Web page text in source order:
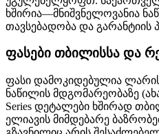
ხშირია—მნიშვნელოვანია
თავსებადობა და გარანტიის
ფასები თბილისსა და
ფასი დამოკიდებულია
ნაწილის მდგომარეობაზე
Series დეტალები ხშირად
ელიავის მიმდებარე